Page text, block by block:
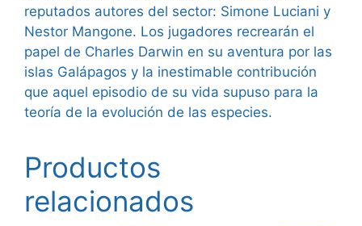
reputados autores del sector: Simone Luciani y
Nestor Mangone. Los jugadores recrearán el
papel de Charles Darwin en su aventura por las
islas Galápagos y la inestimable contribución
que aquel episodio de su vida supuso para la
teoría de la evolución de las especies.
Productos
relacionados